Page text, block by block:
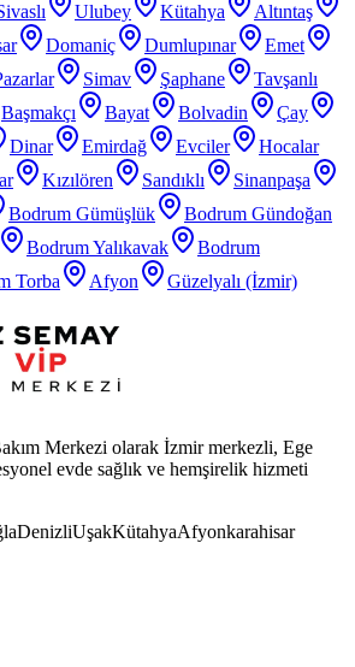
Ulubey Kütahya
Altıntaş
Domaniç Dumlupınar
Emet
Simav Şaphane
Tavşanlı
Başmakçı Bayat Bolvadin
Çay
Dinar Emirdağ Evciler
Hocalar
Kızılören Sandıklı
Sinanpaşa
Bodrum Gümüşlük
Bodrum Gündoğan
Bodrum Yalıkavak
Bodrum
Torba Afyon Güzelyalı (İzmir)
Merkezi olarak İzmir merkezli, Ege
evde sağlık ve hemşirelik hizmeti
DenizliUşakKütahyaAfyonkarahisar